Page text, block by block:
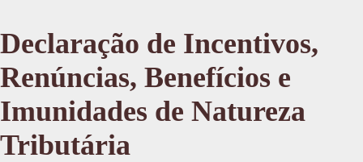
Declaração de Incentivos,
Renúncias, Benefícios e
Imunidades de Natureza
Tributária